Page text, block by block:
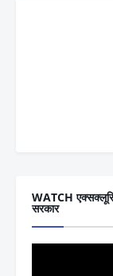
WATCH
सरकार